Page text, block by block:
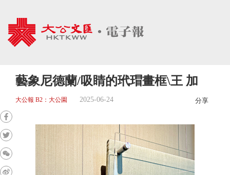
藝象尼德蘭/吸睛的玳瑁畫框\王 加
大公報 B2：大公園 2025-06-24 分享